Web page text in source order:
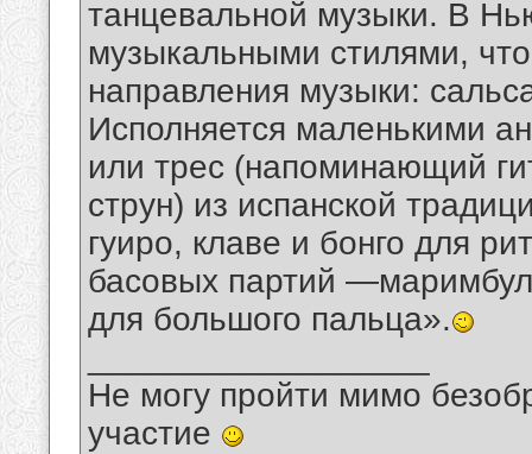
танцевальной музыки. В
музыкальными стилями,
направления музыки:
Исполняется маленькими
или трес (напоминающий
струн) из испанской
гуиро, клаве и бонго для
басовых партий
для большого пальца».
Не могу пройти мимо
участие